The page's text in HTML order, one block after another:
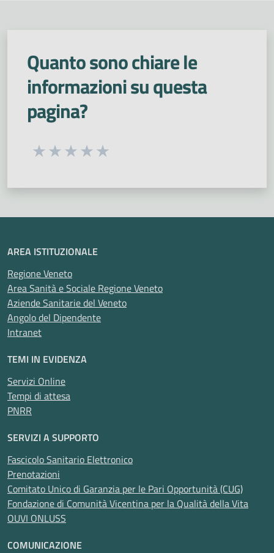
Quanto sono chiare le
informazioni su questa
pagina?
Seleziona una valutazione da 1 a 5 stelle
AREA ISTITUZIONALE
Regione Veneto
Area Sanità e Sociale Regione Veneto
Aziende Sanitarie del Veneto
Angolo del Dipendente
Intranet
TEMI IN EVIDENZA
Servizi Online
Tempi di attesa
PNRR
SERVIZI A SUPPORTO
Fascicolo Sanitario Elettronico
Prenotazioni
Comitato Unico di Garanzia per le Pari Opportunità (CUG)
Fondazione di Comunità Vicentina per la Qualità della Vita
OUVI ONLUSS
COMUNICAZIONE